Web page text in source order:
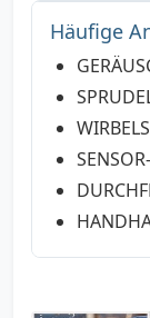
Häufige